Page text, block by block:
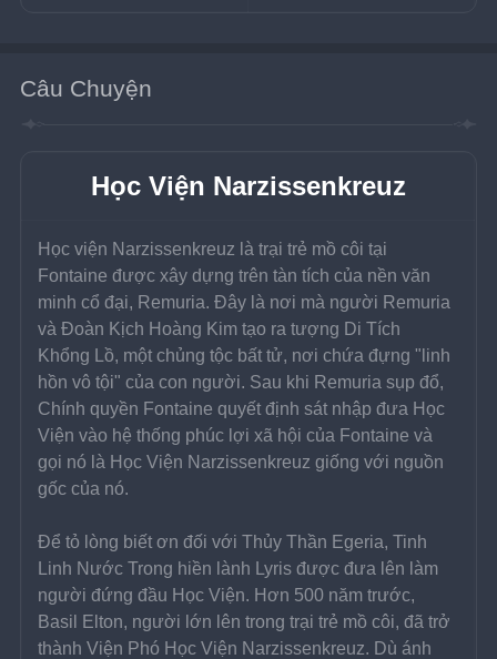
Câu Chuyện
Học Viện Narzissenkreuz
Học viện Narzissenkreuz là trại trẻ mồ côi tại
Fontaine được xây dựng trên tàn tích của nền văn
minh cổ đại, Remuria. Đây là nơi mà người Remuria
và Đoàn Kịch Hoàng Kim tạo ra tượng Di Tích
Khổng Lồ, một chủng tộc bất tử, nơi chứa đựng "linh
hồn vô tội" của con người. Sau khi Remuria sụp đổ,
Chính quyền Fontaine quyết định sát nhập đưa Học
Viện vào hệ thống phúc lợi xã hội của Fontaine và
gọi nó là Học Viện Narzissenkreuz giống với nguồn
gốc của nó.
Để tỏ lòng biết ơn đối với Thủy Thần Egeria, Tinh
Linh Nước Trong hiền lành Lyris được đưa lên làm
người đứng đầu Học Viện. Hơn 500 năm trước,
Basil Elton, người lớn lên trong trại trẻ mồ côi, đã trở
thành Viện Phó Học Viện Narzissenkreuz. Dù ánh